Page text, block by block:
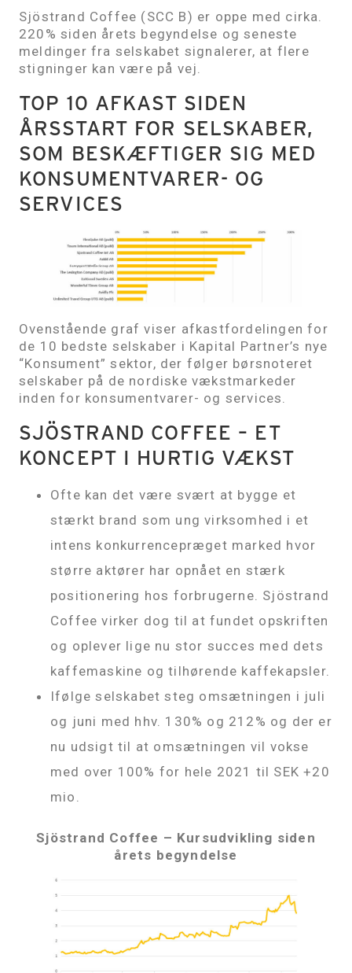
Sjöstrand Coffee (SCC B) er oppe med cirka.
220% siden årets begyndelse og seneste
meldinger fra selskabet signalerer, at flere
stigninger kan være på vej.
TOP 10 AFKAST SIDEN
ÅRSSTART FOR SELSKABER,
SOM BESKÆFTIGER SIG MED
KONSUMENTVARER- OG
SERVICES
Ovenstående graf viser afkastfordelingen for
de 10 bedste selskaber i Kapital Partner’s nye
“Konsument” sektor, der følger børsnoteret
selskaber på de nordiske vækstmarkeder
inden for konsumentvarer- og services.
SJÖSTRAND COFFEE – ET
KONCEPT I HURTIG VÆKST
Ofte kan det være svært at bygge et
stærkt brand som ung virksomhed i et
intens konkurrencepræget marked hvor
større aktører har opnået en stærk
positionering hos forbrugerne. Sjöstrand
Coffee virker dog til at fundet opskriften
og oplever lige nu stor succes med dets
kaffemaskine og tilhørende kaffekapsler.
Ifølge selskabet steg omsætningen i juli
og juni med hhv. 130% og 212% og der er
nu udsigt til at omsætningen vil vokse
med over 100% for hele 2021 til SEK +20
mio.
Sjöstrand Coffee – Kursudvikling siden
årets begyndelse